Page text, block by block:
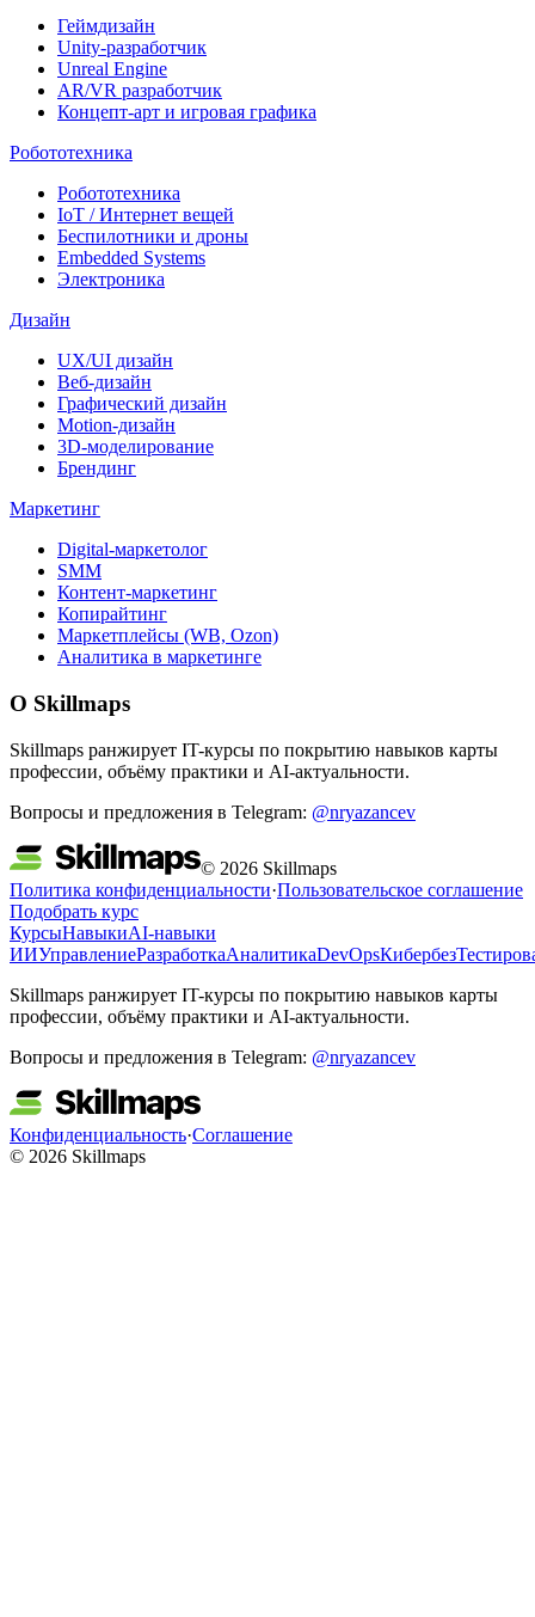
Геймдизайн
Unity-разработчик
Unreal Engine
AR/VR разработчик
Концепт-арт и игровая графика
Робототехника
Робототехника
IoT / Интернет вещей
Беспилотники и дроны
Embedded Systems
Электроника
Дизайн
UX/UI дизайн
Веб-дизайн
Графический дизайн
Motion-дизайн
3D-моделирование
Брендинг
Маркетинг
Digital-маркетолог
SMM
Контент-маркетинг
Копирайтинг
Маркетплейсы (WB, Ozon)
Аналитика в маркетинге
О Skillmaps
Skillmaps ранжирует IT-курсы по покрытию навыков карты
профессии, объёму практики и AI-актуальности.
Вопросы и предложения в Telegram: @nryazancev
© 2026 Skillmaps
Политика конфиденциальности·Пользовательское соглашение
Подобрать курс
КурсыНавыкиAI-навыки
ИИУправлениеРазработкаАналитикаDevOpsКибербез
Skillmaps ранжирует IT-курсы по покрытию навыков карты
профессии, объёму практики и AI-актуальности.
Вопросы и предложения в Telegram: @nryazancev
Конфиденциальность·Соглашение
© 2026 Skillmaps